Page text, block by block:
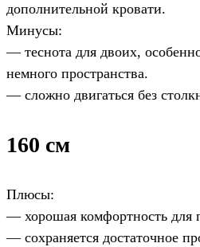
дополнительной кровати.
Минусы:
— теснота для двоих,
немного пространства.
— сложно двигаться без
160 см
Плюсы:
— хорошая комфортность для
— сохраняется достаточное